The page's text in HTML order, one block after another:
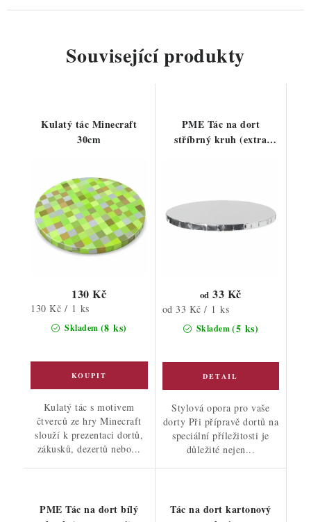
Související produkty
Kulatý tác Minecraft
30cm
Skladem (8 ks)
130 Kč
Měrná
130 Kč / 1 ks
Kulatý tác s motivem
čtverců ze hry Minecraft
slouží k prezentaci dortů,
zákusků, dezertů nebo...
PME Tác na dort
stříbrný kruh (extra
Skladem(5 ks)
od 33 Kč
Měrná
od 33 Kč / 1 ks
Stylová opora pro vaše
dorty Při přípravě dortů na
speciální příležitosti je
důležité nejen...
PME Tác na dort bílý
Tác na dort kartonový